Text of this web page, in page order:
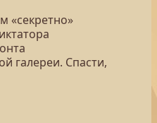
«секретно»
галереи. Спасти,